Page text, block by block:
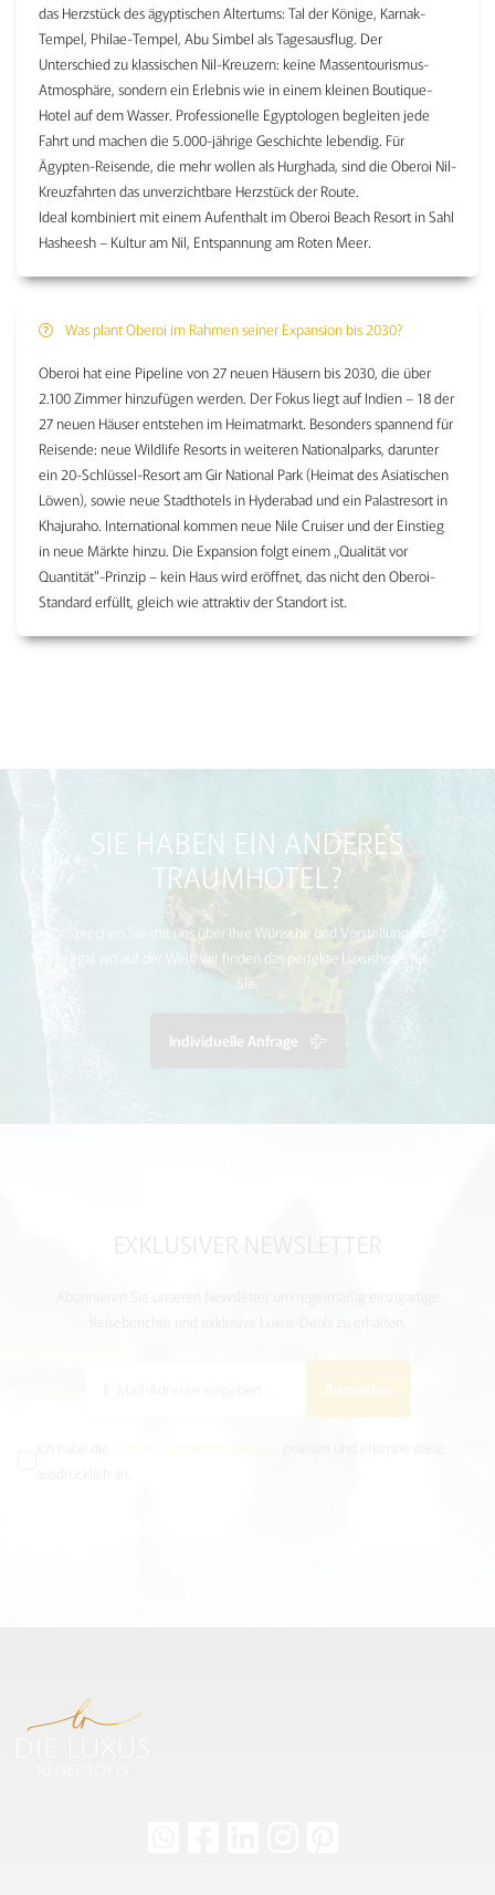
das Herzstück des ägyptischen Altertums: Tal der Könige, Karnak-
Tempel, Philae-Tempel, Abu Simbel als Tagesausflug. Der
Unterschied zu klassischen Nil-Kreuzern: keine Massentourismus-
Atmosphäre, sondern ein Erlebnis wie in einem kleinen Boutique-
Hotel auf dem Wasser. Professionelle Egyptologen begleiten jede
Fahrt und machen die 5.000-jährige Geschichte lebendig. Für
Ägypten-Reisende, die mehr wollen als Hurghada, sind die Oberoi Nil-
Kreuzfahrten das unverzichtbare Herzstück der Route.
Ideal kombiniert mit einem Aufenthalt im Oberoi Beach Resort in Sahl
Hasheesh – Kultur am Nil, Entspannung am Roten Meer.
Was plant Oberoi im Rahmen seiner Expansion bis 2030?
Oberoi hat eine Pipeline von 27 neuen Häusern bis 2030, die über
2.100 Zimmer hinzufügen werden. Der Fokus liegt auf Indien – 18 der
27 neuen Häuser entstehen im Heimatmarkt. Besonders spannend für
Reisende: neue Wildlife Resorts in weiteren Nationalparks, darunter
ein 20-Schlüssel-Resort am Gir National Park (Heimat des Asiatischen
Löwen), sowie neue Stadthotels in Hyderabad und ein Palastresort in
Khajuraho. International kommen neue Nile Cruiser und der Einstieg
in neue Märkte hinzu. Die Expansion folgt einem „Qualität vor
Quantität"-Prinzip – kein Haus wird eröffnet, das nicht den Oberoi-
Standard erfüllt, gleich wie attraktiv der Standort ist.
SIE HABEN EIN ANDERES
TRAUMHOTEL?
Sprechen Sie mit uns über Ihre Wünsche und Vorstellungen.
Egal wo auf der Welt, wir finden das perfekte Luxushotel für
Sie.
Individuelle Anfrage
EXKLUSIVER NEWSLETTER
Abonnieren Sie unseren Newsletter um regelmäßig einzigartige
Anmelden
Datenschutzbestimmungen